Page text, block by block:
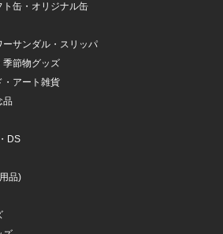
ト缶・オリジナル缶
サンダル・スリッパ
季節物グッズ
・アート雑貨
品
DS
品)